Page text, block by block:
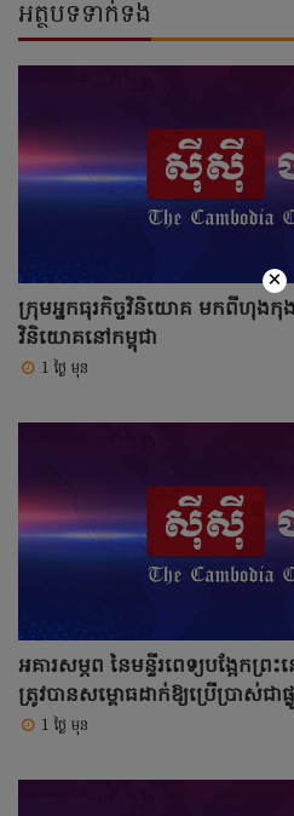
អត្ថបទទាក់ទង
ក្រុមអ្នកធុរកិច្ចវិនិយោគ មកពីហុងកុ
វិនិយោគនៅកម្ពុជា
1 ថ្ងៃ មុន
អគារសម្ភព នៃមន្ទីរពេទ្យបង្អែកព្រ
ត្រូវបានសម្ពោធដាក់ឱ្យប្រើប្រាស់ជាផ្
1 ថ្ងៃ មុន
×